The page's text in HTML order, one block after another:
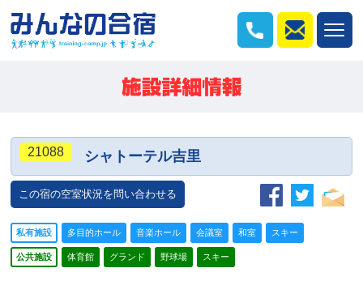
21088 シャトーテル吉里
この宿の空室状況を問い合わせる
私有施設 多目的ホール 音楽ホール 会議室 和室 スキー
公共施設 体育館 グランド 野球場 スキー